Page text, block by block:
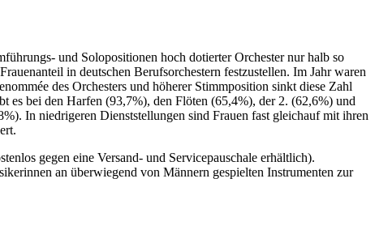
und Solopositionen hoch dotierter Orchester nur halb so
in deutschen Berufsorchestern festzustellen. Im Jahr waren
des Orchesters und höherer Stimmposition sinkt diese Zahl
es bei den Harfen (93,7%), den Flöten (65,4%), der 2. (62,6%) und
In niedrigeren Dienststellungen sind Frauen fast gleichauf mit ihren
gegen eine Versand- und Servicepauschale erhältlich).
an überwiegend von Männern gespielten Instrumenten zur